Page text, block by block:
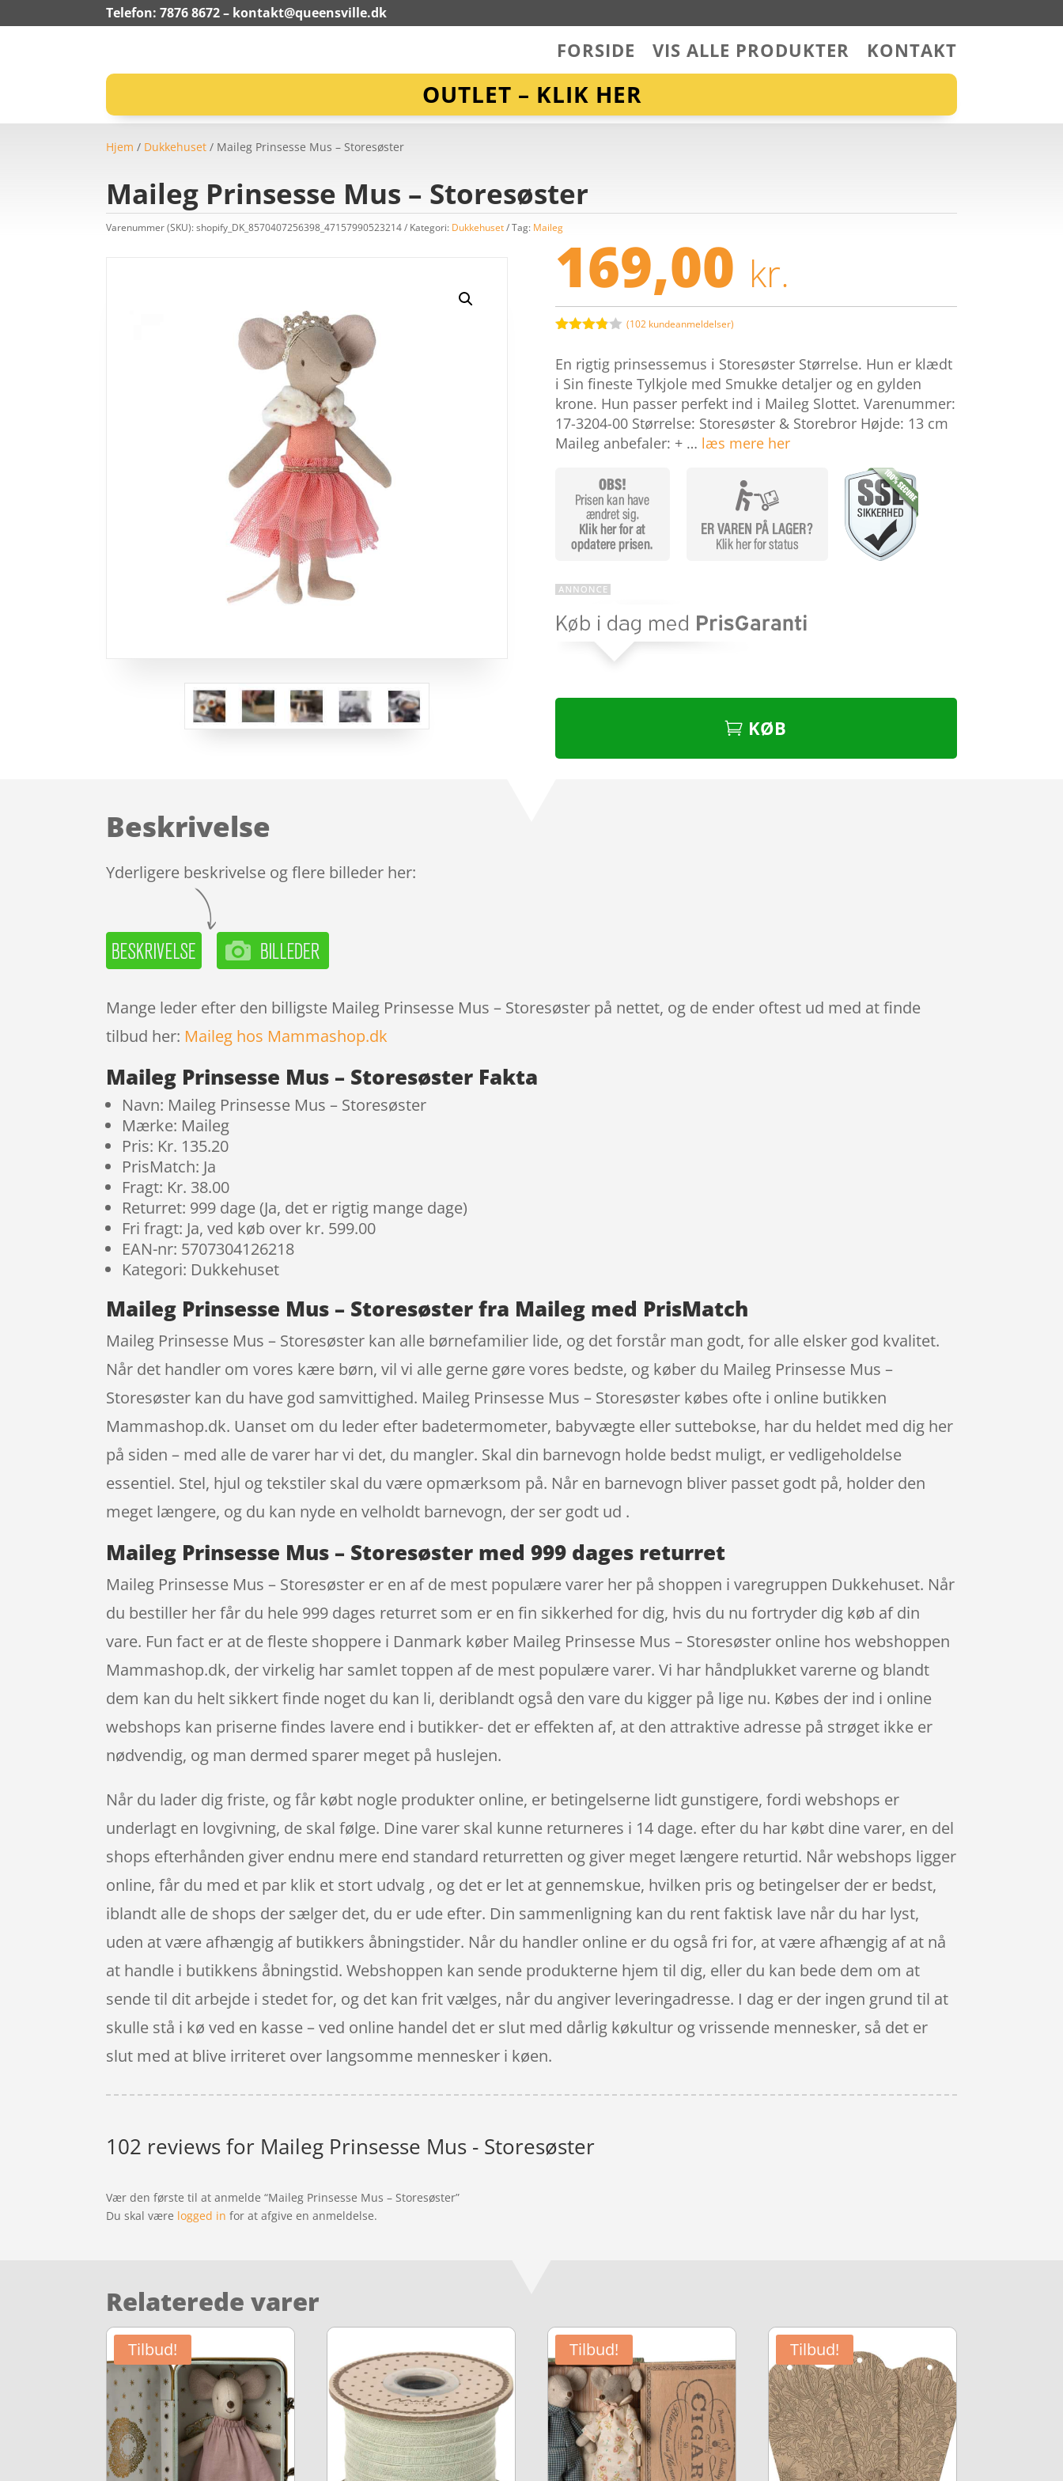
Telefon: 7876 8672 – kontakt@queensville.dk
FORSIDE VIS ALLE PRODUKTER KONTAKT
OUTLET – KLIK HER
Hjem / Dukkehuset / Maileg Prinsesse Mus – Storesøster
Maileg Prinsesse Mus – Storesøster
Varenummer (SKU):shopify_DK_8570407256398_47157990523214 Kategori: Dukkehuset Tag: Maileg
169,00 kr.
ud af 5
baseret
på
kundebed
ømmels
er
(102kundeanmeldelser)
En rigtig prinsessemus i Storesøster Størrelse. Hun er klædt
i Sin fineste Tylkjole med Smukke detaljer og en gylden
krone. Hun passer perfekt ind i Maileg Slottet. Varenummer:
17-3204-00 Størrelse: Storesøster & Storebror Højde: 13 cm
Maileg anbefaler: + … læs mere her
KØB
Beskrivelse
Yderligere beskrivelse og flere billeder her:
Mange leder efter den billigste Maileg Prinsesse Mus – Storesøster på nettet, og de ender oftest ud med at finde
tilbud her: Maileg hos Mammashop.dk
Maileg Prinsesse Mus – Storesøster Fakta
Navn: Maileg Prinsesse Mus – Storesøster
Mærke: Maileg
Pris: Kr. 135.20
PrisMatch: Ja
Fragt: Kr. 38.00
Returret: 999 dage (Ja, det er rigtig mange dage)
Fri fragt: Ja, ved køb over kr. 599.00
EAN-nr: 5707304126218
Kategori: Dukkehuset
Maileg Prinsesse Mus – Storesøster fra Maileg med PrisMatch
Maileg Prinsesse Mus – Storesøster kan alle børnefamilier lide, og det forstår man godt, for alle elsker god kvalitet.
Når det handler om vores kære børn, vil vi alle gerne gøre vores bedste, og køber du Maileg Prinsesse Mus –
Storesøster kan du have god samvittighed. Maileg Prinsesse Mus – Storesøster købes ofte i online butikken
Mammashop.dk. Uanset om du leder efter badetermometer, babyvægte eller suttebokse, har du heldet med dig her
på siden – med alle de varer har vi det, du mangler. Skal din barnevogn holde bedst muligt, er vedligeholdelse
essentiel. Stel, hjul og tekstiler skal du være opmærksom på. Når en barnevogn bliver passet godt på, holder den
meget længere, og du kan nyde en velholdt barnevogn, der ser godt ud .
Maileg Prinsesse Mus – Storesøster med 999 dages returret
Maileg Prinsesse Mus – Storesøster er en af de mest populære varer her på shoppen i varegruppen Dukkehuset. Når
du bestiller her får du hele 999 dages returret som er en fin sikkerhed for dig, hvis du nu fortryder dig køb af din
vare. Fun fact er at de fleste shoppere i Danmark køber Maileg Prinsesse Mus – Storesøster online hos webshoppen
Mammashop.dk, der virkelig har samlet toppen af de mest populære varer. Vi har håndplukket varerne og blandt
dem kan du helt sikkert finde noget du kan li, deriblandt også den vare du kigger på lige nu. Købes der ind i online
webshops kan priserne findes lavere end i butikker- det er effekten af, at den attraktive adresse på strøget ikke er
nødvendig, og man dermed sparer meget på huslejen.
Når du lader dig friste, og får købt nogle produkter online, er betingelserne lidt gunstigere, fordi webshops er
underlagt en lovgivning, de skal følge. Dine varer skal kunne returneres i 14 dage. efter du har købt dine varer, en del
shops efterhånden giver endnu mere end standard returretten og giver meget længere returtid. Når webshops ligger
online, får du med et par klik et stort udvalg , og det er let at gennemskue, hvilken pris og betingelser der er bedst,
iblandt alle de shops der sælger det, du er ude efter. Din sammenligning kan du rent faktisk lave når du har lyst,
uden at være afhængig af butikkers åbningstider. Når du handler online er du også fri for, at være afhængig af at nå
at handle i butikkens åbningstid. Webshoppen kan sende produkterne hjem til dig, eller du kan bede dem om at
sende til dit arbejde i stedet for, og det kan frit vælges, når du angiver leveringadresse. I dag er der ingen grund til at
skulle stå i kø ved en kasse – ved online handel det er slut med dårlig køkultur og vrissende mennesker, så det er
slut med at blive irriteret over langsomme mennesker i køen.
102 reviews for Maileg Prinsesse Mus - Storesøster
Vær den første til at anmelde “Maileg Prinsesse Mus – Storesøster”
Du skal være logged in for at afgive en anmeldelse.
Relaterede varer
Tilbud! Tilbud! Tilbud!